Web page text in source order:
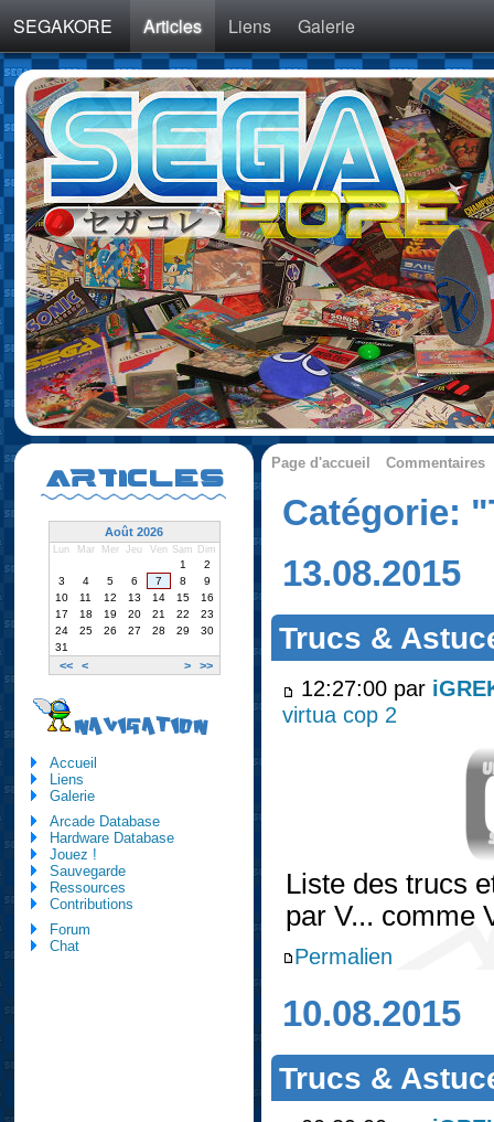
SEGAKORE Articles Liens Galerie
Page d'accueil Commentaires
Catégorie:
13.08.2015
Trucs &
12:27:00 par
virtua cop 2
Liste des trucs
par V... comme
Permalien
10.08.2015
Trucs &
ARTICLES
Août 2026
Lun Mar Mer Jeu Ven Sam Dim
<< < > >>
1
2
3
4 5 6 7 8
9
10
11 12 13 14 15
16
17
18 19 20 21 22
23
24
25 26 27 28 29
30
31
NAVIGATION
Accueil
Liens
Galerie
Arcade Database
Hardware Database
Jouez !
Sauvegarde
Ressources
Contributions
Forum
Chat